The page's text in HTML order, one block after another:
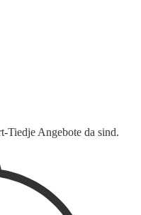
Tiedje Angebote da sind.